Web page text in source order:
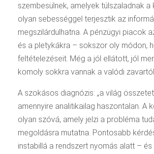
szembesülnek, amelyek túlszaladnak
olyan sebességgel terjesztik az
megszilárdulhatna. A pénzügyi piacok
és a pletykákra – sokszor oly módon,
feltételezéseit. Még a jól ellátott, jól
komoly sokkra vannak a valódi zavartól.
A szokásos diagnózis: „a világ
amennyire analitikailag haszontalan.
olyan szóvá, amely jelzi a probléma
megoldásra mutatna. Pontosabb
instabillá a rendszert nyomás alatt –